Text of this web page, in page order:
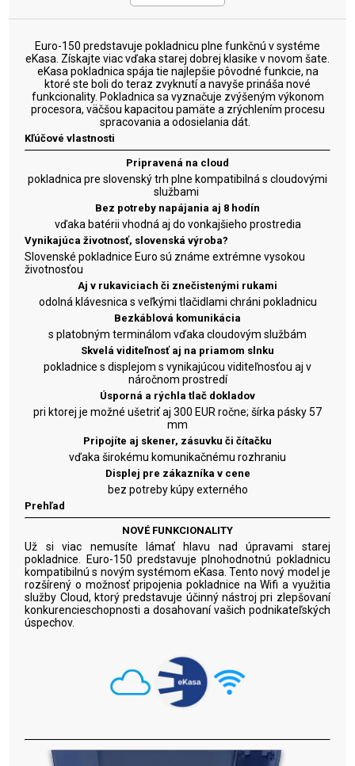
Euro-150 predstavuje pokladnicu plne funkčnú v systéme
eKasa. Získajte viac vďaka starej dobrej klasike v novom šate.
eKasa pokladnica spája tie najlepšie pôvodné funkcie, na
ktoré ste boli do teraz zvyknutí a navyše prináša nové
funkcionality. Pokladnica sa vyznačuje zvýšeným výkonom
procesora, väčšou kapacitou pamäte a zrýchlením procesu
spracovania a odosielania dát.
Kľúčové vlastnosti
Pripravená na cloud
pokladnica pre slovenský trh plne kompatibilná s cloudovými
službami
Bez potreby napájania aj 8 hodín
vďaka batérii vhodná aj do vonkajšieho prostredia
Vynikajúca životnosť, slovenská výroba?
Slovenské pokladnice Euro sú známe extrémne vysokou
životnosťou
Aj v rukaviciach či znečistenými rukami
odolná klávesnica s veľkými tlačidlami chráni pokladnicu
Bezkáblová komunikácia
s platobným terminálom vďaka cloudovým službám
Skvelá viditeľnosť aj na priamom slnku
pokladnice s displejom s vynikajúcou viditeľnosťou aj v
náročnom prostredí
Úsporná a rýchla tlač dokladov
pri ktorej je možné ušetriť aj 300 EUR ročne; šírka pásky 57
mm
Pripojíte aj skener, zásuvku či čítačku
vďaka širokému komunikačnému rozhraniu
Displej pre zákazníka v cene
bez potreby kúpy externého
Prehľad
NOVÉ FUNKCIONALITY
Už si viac nemusíte lámať hlavu nad úpravami starej
pokladnice. Euro-150 predstavuje plnohodnotnú pokladnicu
kompatibilnú s novým systémom eKasa. Tento nový model je
rozšírený o možnosť pripojenia pokladnice na Wifi a využitia
služby Cloud, ktorý predstavuje účinný nástroj pri zlepšovaní
konkurencieschopnosti a dosahovaní vašich podnikateľských
úspechov.